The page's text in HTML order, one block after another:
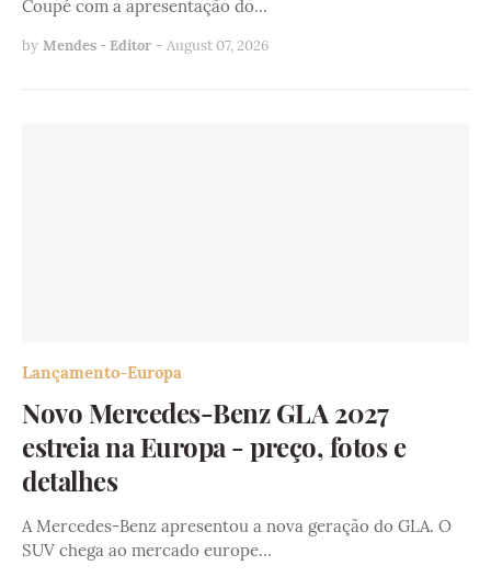
Coupé com a apresentação do…
by Mendes - Editor - August 07, 2026
Lançamento-Europa
Novo Mercedes-Benz GLA 2027
estreia na Europa - preço, fotos e
detalhes
A Mercedes-Benz apresentou a nova geração do GLA. O
SUV chega ao mercado europe…